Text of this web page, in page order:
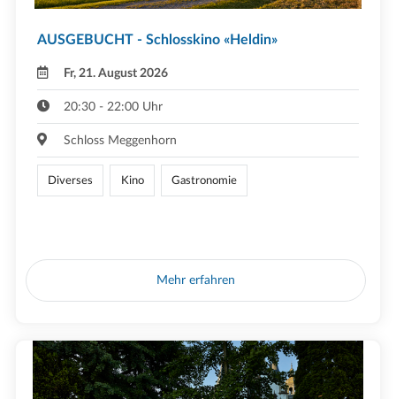
AUSGEBUCHT - Schlosskino «Heldin»
Fr, 21. August 2026
20:30 - 22:00 Uhr
Schloss Meggenhorn
Diverses Kino Gastronomie
Mehr erfahren